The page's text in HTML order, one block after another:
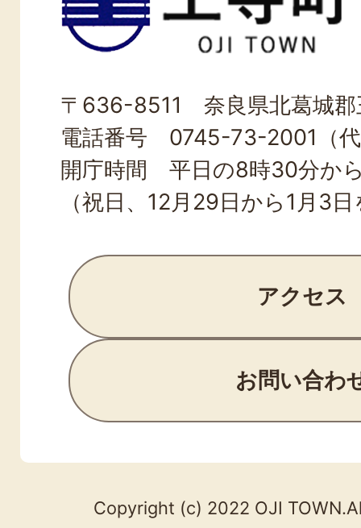
寺
町
TOWN
〒636-8511 奈良県北葛城郡
電話番号 0745-73-2001（
開庁時間 平日の8時30分か
（祝日、12月29日から1月3
アクセス
お問い合わ
Copyright (c) 2022 OJI